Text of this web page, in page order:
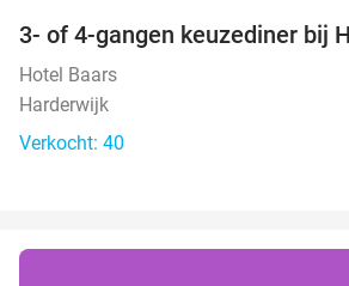
3- of 4-gangen keuzediner bij
Hotel Baars
Harderwijk
Verkocht: 40